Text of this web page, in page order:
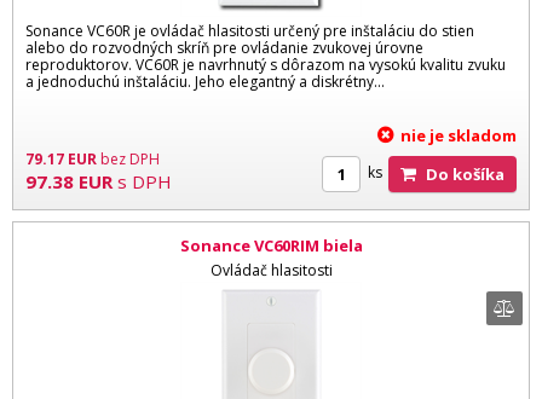
Sonance VC60R je ovládač hlasitosti určený pre inštaláciu do stien
alebo do rozvodných skríň pre ovládanie zvukovej úrovne
reproduktorov. VC60R je navrhnutý s dôrazom na vysokú kvalitu zvuku
a jednoduchú inštaláciu. Jeho elegantný a diskrétny...
79.17 EURbez DPH
97.38 EUR s DPH
nie je skladom
ks Do košíka
Sonance VC60RIM biela
Ovládač hlasitosti